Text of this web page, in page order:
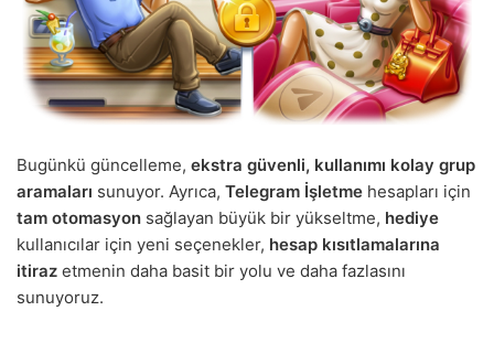
Bugünkü güncelleme, ekstra güvenli, kullanımı kolay grup
aramaları sunuyor. Ayrıca, Telegram İşletme hesapları için
tam otomasyon sağlayan büyük bir yükseltme, hediye
kullanıcılar için yeni seçenekler, hesap kısıtlamalarına
itiraz etmenin daha basit bir yolu ve daha fazlasını
sunuyoruz.